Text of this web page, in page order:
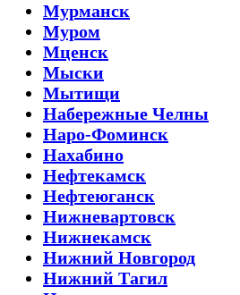
Мурманск
Муром
Мценск
Мыски
Мытищи
Набережные Челны
Наро-Фоминск
Нахабино
Нефтекамск
Нефтеюганск
Нижневартовск
Нижнекамск
Нижний Новгород
Нижний Тагил